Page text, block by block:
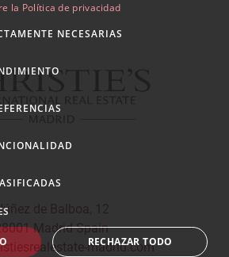
de Balboa, 12
Madrid Spain
madrid.com
la Política de privacidad
NECESARIAS
RECHAZAR TODO